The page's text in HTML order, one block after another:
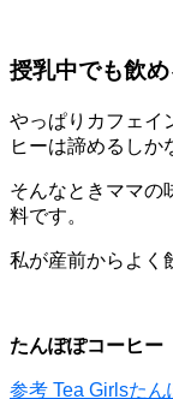
授乳中でも飲
やっぱりカフェイ
ヒーは諦めるしか
そんなときママの
料です。
私が産前からよく
たんぽぽコーヒー
参考 Tea Girlsたん